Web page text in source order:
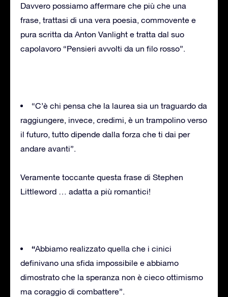
Davvero possiamo affermare che più che una
frase, trattasi di una vera poesia, commovente e
pura scritta da Anton Vanlight e tratta dal suo
capolavoro “Pensieri avvolti da un filo rosso”.
“C’è chi pensa che la laurea sia un traguardo da
raggiungere, invece, credimi, è un trampolino verso
il futuro, tutto dipende dalla forza che ti dai per
andare avanti”.
Veramente toccante questa frase di Stephen
Littleword … adatta a più romantici!
“Abbiamo realizzato quella che i cinici
definivano una sfida impossibile e abbiamo
dimostrato che la speranza non è cieco ottimismo
ma coraggio di combattere”.